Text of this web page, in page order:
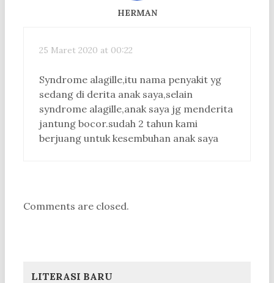
HERMAN
25 Maret 2020 at 00:22
Syndrome alagille,itu nama penyakit yg
sedang di derita anak saya,selain
syndrome alagille,anak saya jg menderita
jantung bocor.sudah 2 tahun kami
berjuang untuk kesembuhan anak saya
Comments are closed.
LITERASI BARU